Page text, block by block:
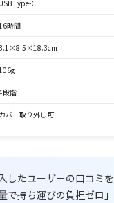
USB Type-C
時間
段階
カバー取り外し可
したユーザーの口コミ
で持ち運びの負担ゼロ